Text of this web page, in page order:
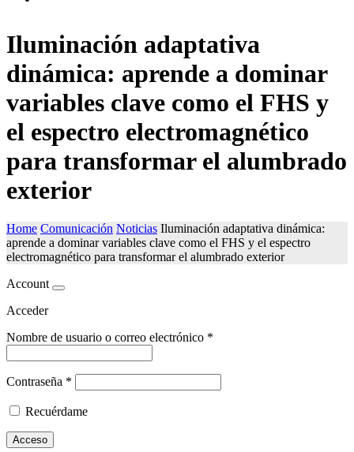
Iluminación adaptativa
dinámica: aprende a dominar
variables clave como el FHS y
el espectro electromagnético
para transformar el alumbrado
exterior
Home Comunicación Noticias Iluminación adaptativa dinámica:
aprende a dominar variables clave como el FHS y el espectro
electromagnético para transformar el alumbrado exterior
Account
Acceder
Nombre de usuario o correo electrónico *
Contraseña *
Recuérdame
Acceso